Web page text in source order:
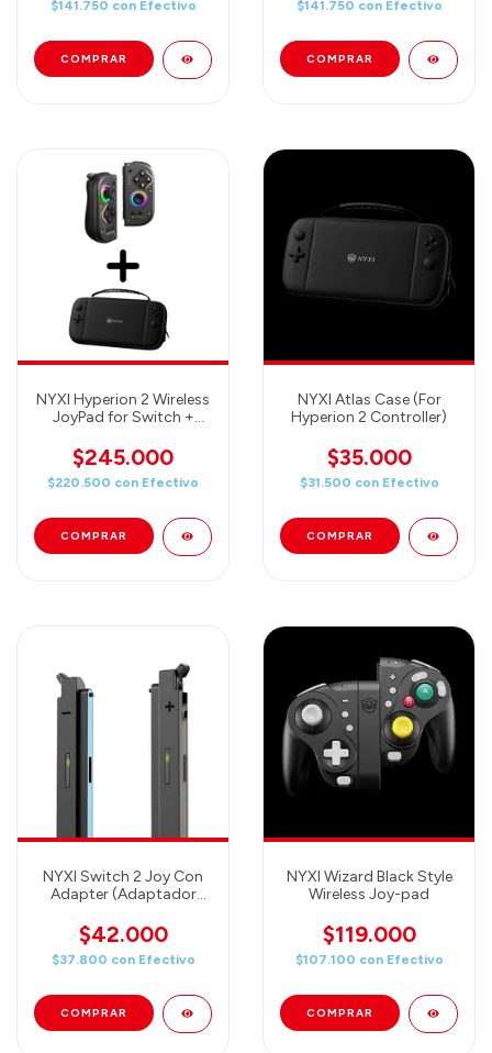
$141.750 con Efectivo $141.750 con Efectivo
NYXI Hyperion 2 Wireless
JoyPad for Switch +
(CONTROLES +
ESTUCHE)
$245.000
$220.500 con Efectivo
NYXI Atlas Case (For
Hyperion 2 Controller)
$35.000
$31.500 con Efectivo
NYXI Switch 2 Joy Con
Adapter (Adaptador
Switch 1 en Switch 2!)
$42.000
$37.800 con Efectivo
NYXI Wizard Black Style
Wireless Joy-pad
$119.000
$107.100 con Efectivo